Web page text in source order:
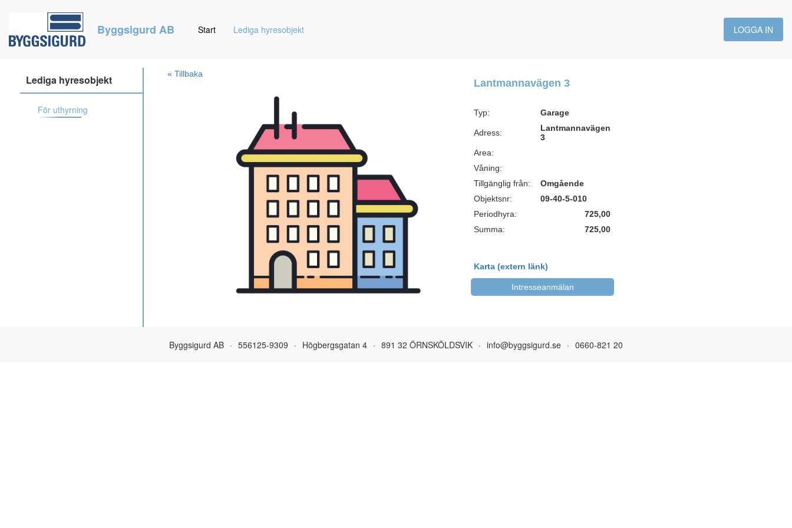
Byggsigurd AB Start Lediga hyresobjekt LOGGA IN
Lediga hyresobjekt
För uthyrning
« Tillbaka
Lantmannavägen 3
Typ: Garage
Adress:
Lantmannavägen
3
Area:
Våning:
Tillgänglig från:
Omgående
Objektsnr:
09-40-5-010
Periodhyra:
725,00
Summa:
725,00
Karta (extern länk)
Intresseanmälan
Byggsigurd AB · 556125-9309 · Högbergsgatan 4 · 891 32 ÖRNSKÖLDSVIK · info@byggsigurd.se · 0660-821 20